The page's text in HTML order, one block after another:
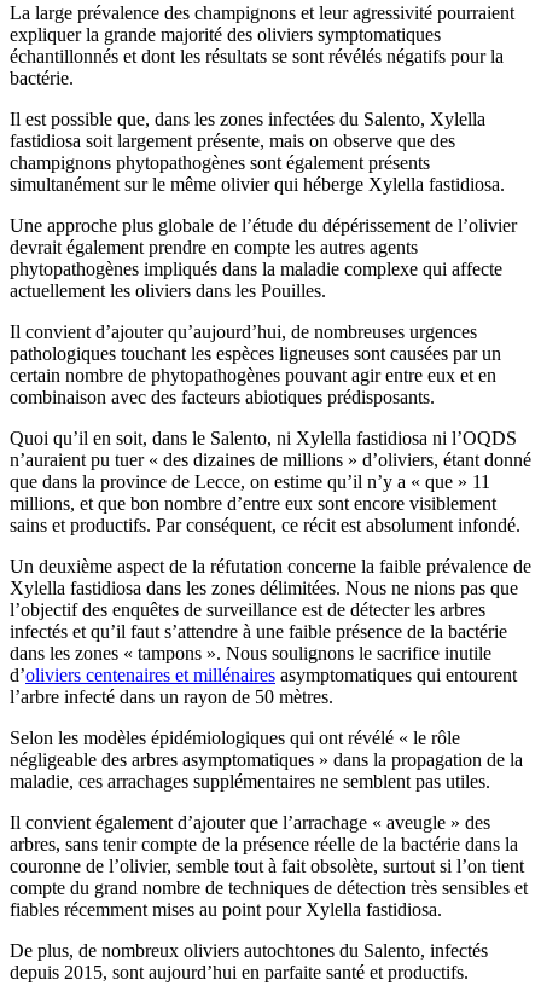
La large prévalence des champignons et leur agressivité pourraient
expliquer la grande majorité des oliviers symptomatiques
échantillonnés et dont les résultats se sont révélés négatifs pour la
bactérie.
Il est possible que, dans les zones infectées du Salento, Xylella
fastidiosa soit largement présente, mais on observe que des
champignons phytopathogènes sont également présents
simultanément sur le même olivier qui héberge Xylella fastidiosa.
Une approche plus globale de l’étude du dépérissement de l’olivier
devrait également prendre en compte les autres agents
phytopathogènes impliqués dans la maladie complexe qui affecte
actuellement les oliviers dans les Pouilles.
Il convient d’ajouter qu’aujourd’hui, de nombreuses urgences
pathologiques touchant les espèces ligneuses sont causées par un
certain nombre de phytopathogènes pouvant agir entre eux et en
combinaison avec des facteurs abiotiques prédisposants.
Quoi qu’il en soit, dans le Salento, ni Xylella fastidiosa ni l’OQDS
n’auraient pu tuer « des dizaines de millions » d’oliviers, étant donné
que dans la province de Lecce, on estime qu’il n’y a « que » 11
millions, et que bon nombre d’entre eux sont encore visiblement
sains et productifs. Par conséquent, ce récit est absolument infondé.
Un deuxième aspect de la réfutation concerne la faible prévalence de
Xylella fastidiosa dans les zones délimitées. Nous ne nions pas que
l’objectif des enquêtes de surveillance est de détecter les arbres
infectés et qu’il faut s’attendre à une faible présence de la bactérie
dans les zones « tampons ». Nous soulignons le sacrifice inutile
d’oliviers centenaires et millénaires asymptomatiques qui entourent
l’arbre infecté dans un rayon de 50 mètres.
Selon les modèles épidémiologiques qui ont révélé « le rôle
négligeable des arbres asymptomatiques » dans la propagation de la
maladie, ces arrachages supplémentaires ne semblent pas utiles.
Il convient également d’ajouter que l’arrachage « aveugle » des
arbres, sans tenir compte de la présence réelle de la bactérie dans la
couronne de l’olivier, semble tout à fait obsolète, surtout si l’on tient
compte du grand nombre de techniques de détection très sensibles et
fiables récemment mises au point pour Xylella fastidiosa.
De plus, de nombreux oliviers autochtones du Salento, infectés
depuis 2015, sont aujourd’hui en parfaite santé et productifs.